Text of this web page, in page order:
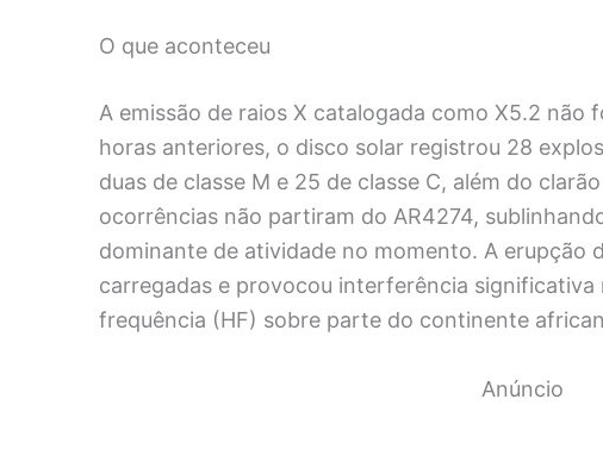
O que aconteceu
A emissão de raios X catalogada como X5.2 não
horas anteriores, o disco solar registrou 28
duas de classe M e 25 de classe C, além do
ocorrências não partiram do AR4274,
dominante de atividade no momento. A erupção
carregadas e provocou interferência significativa
frequência (HF) sobre parte do continente
Anúncio